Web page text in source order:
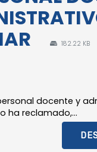
182.22 KB
docente y
ha reclamado,...